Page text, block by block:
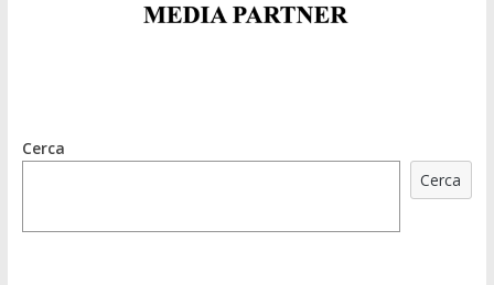
Cerca
Cerca